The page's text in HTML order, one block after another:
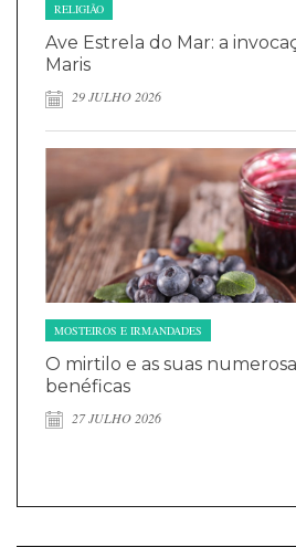
RELIGIÃO
Ave Estrela do Mar: a
Maris
29 JULHO 2026
MOSTEIROS E IRMANDADES
O mirtilo e as suas
benéficas
27 JULHO 2026